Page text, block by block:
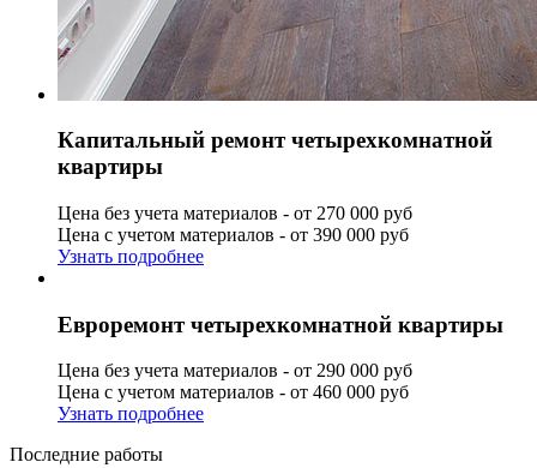
Капитальный ремонт четырехкомнатной
квартиры
Цена без учета материалов - от 270 000 руб
Цена с учетом материалов - от 390 000 руб
Узнать подробнее
Евроремонт четырехкомнатной квартиры
Цена без учета материалов - от 290 000 руб
Цена с учетом материалов - от 460 000 руб
Узнать подробнее
Последние работы